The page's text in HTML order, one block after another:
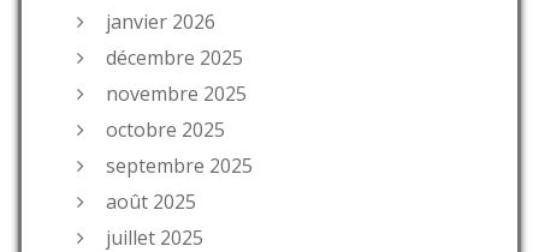
janvier 2026
décembre 2025
novembre 2025
octobre 2025
septembre 2025
août 2025
juillet 2025